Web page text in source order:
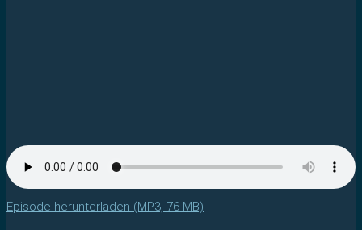
Episode herunterladen (MP3, 76 MB)